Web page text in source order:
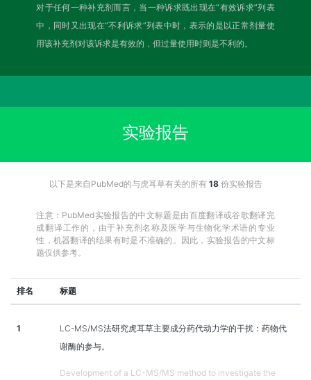
对于任何一种补充剂而言，当一种诉求既出现在“有效诉求”列表
中，同时又出现在“不利诉求”列表中时，表示的是以正常剂量使
用该补充剂对该诉求是有效的，但过量使用时则是不利的。
实验报告
以下是来自PubMed的与虎耳草有关的所有 18份实验报告
注意：PubMed实验报告的中文标题是由百度翻译或谷歌翻译完
成翻译工作的，由于补充剂名称及医学与生物化学术语的专业
性，机器翻译的结果有时是不准确的。因此，实验报告的中文标
题仅供参考。
排名 标题
1
LC-MS/MS法研究虎耳草主要成分药代动力学的干扰：药物代
谢酶的参与。
Development of a LC-MS/MS method to investigate the